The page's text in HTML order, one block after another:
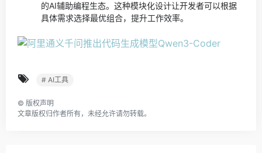
的AI辅助编程生态。这种模块化设计让开发者可以根据
具体需求选择最优组合，提升工作效率。
# AI工具
© 版权声明
文章版权归作者所有，未经允许请勿转载。